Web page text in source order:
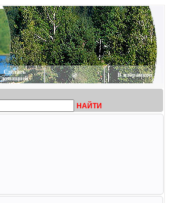
Сделать
домашней
@ В избранное
НАЙТИ